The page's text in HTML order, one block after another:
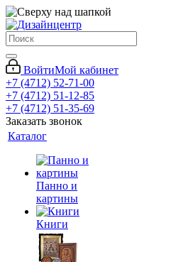
ВойтиМой кабинет
+7 (4712) 52-71-00
+7 (4712) 51-12-85
+7 (4712) 51-35-69
Заказать звонок
Каталог
Панно и
картины
Книги